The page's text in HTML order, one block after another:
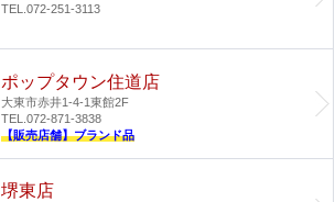
TEL.072-251-3113
ポップタウン住道店
大東市赤井1-4-1東館2F
TEL.072-871-3838
【販売店舗】ブランド品
堺東店